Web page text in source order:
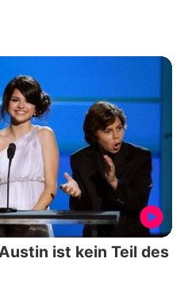
ist kein Teil des